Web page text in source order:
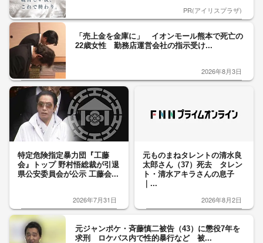
PR(アイリスプラザ)
「売上金を金庫に」 イオンモール熊本で死亡の
22歳女性 勤務店運営会社の指示受け...
2026年8月3日
特定危険指定暴力団『工藤
会』トップ 野村悟総裁が引退
県公安委員会が公示 工藤会...
2026年7月31日
元ものまねタレントの清水良
太郎さん（37）死去 タレン
ト・清水アキラさんの息子
｜...
2026年8月2日
元ジャンポケ・斉藤慎二被告（43）に懲役7年を
求刑 ロケバス内で性的暴行など 被...